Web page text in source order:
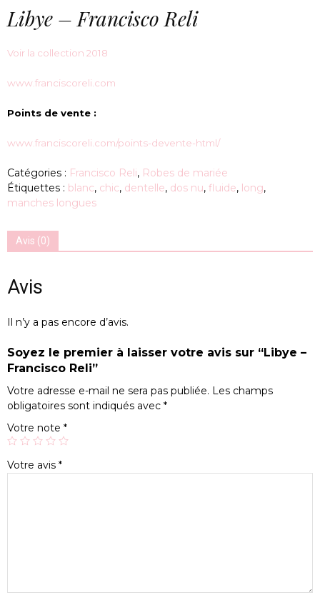
Libye – Francisco Reli
Voir la collection 2018
www.franciscoreli.com
Points de vente :
www.franciscoreli.com/points-devente-html/
Catégories : Francisco Reli, Robes de mariée
Étiquettes : blanc, chic, dentelle, dos nu, fluide, long,
manches longues
Avis (0)
Avis
Il n’y a pas encore d’avis.
Soyez le premier à laisser votre avis sur “Libye –
Francisco Reli”
Votre adresse e-mail ne sera pas publiée. Les champs
obligatoires sont indiqués avec *
Votre note *
Votre avis *